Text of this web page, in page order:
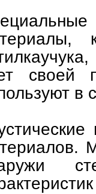
своей
в